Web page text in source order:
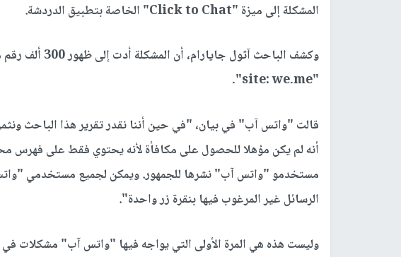
المشكلة إلى ميزة "Click to Chat" الخاصة بتطبيق الدردشة.
وكشف الباحث
"site: we.me".
قالت "واتس آب" في بيان، "في حين أننا نقدر تقرير هذا الباحث
مستخدمو "واتس آب" نشرها للجمهور. ويمكن لجميع مستخدمي
الرسائل غير المرغوب فيها بنقرة زر واحدة".
وليست هذه هي المرة الأولى التي يواجه فيها "واتس آب" مشكلات